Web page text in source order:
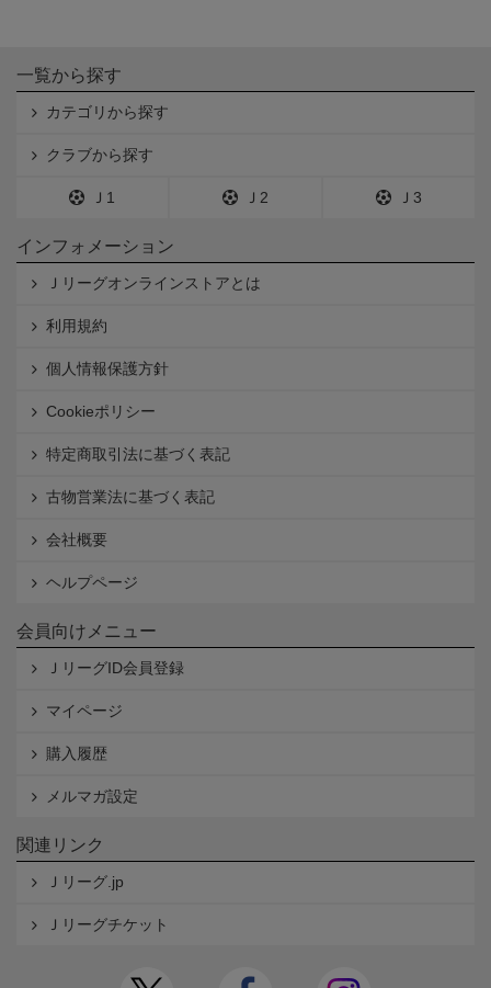
一覧から探す
カテゴリから探す
クラブから探す
Ｊ1 Ｊ2 Ｊ3
インフォメーション
Ｊリーグオンラインストアとは
利用規約
個人情報保護方針
Cookieポリシー
特定商取引法に基づく表記
古物営業法に基づく表記
会社概要
ヘルプページ
会員向けメニュー
ＪリーグID会員登録
マイページ
購入履歴
メルマガ設定
関連リンク
Ｊリーグ.jp
Ｊリーグチケット